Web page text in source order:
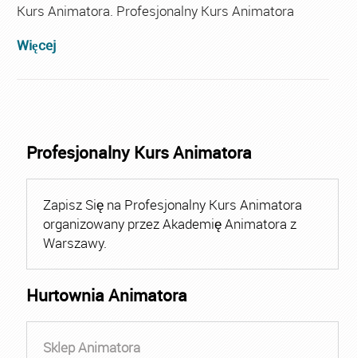
Kurs Animatora. Profesjonalny Kurs Animatora
Więcej
Profesjonalny Kurs Animatora
Zapisz Się na Profesjonalny Kurs Animatora
organizowany przez Akademię Animatora z
Warszawy.
Hurtownia Animatora
Sklep Animatora